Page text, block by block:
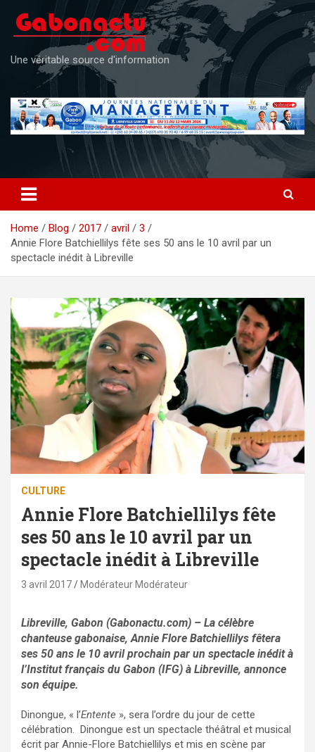
content
Une véritable source d'information
Home Blog 2017 avril
3
Annie Flore Batchiellilys fête ses 50 ans le 10 avril par un
spectacle inédit à Libreville
CULTURE
Annie Flore Batchiellilys fête
ses 50 ans le 10 avril par un
spectacle inédit à Libreville
3 avril 2017 Modérateur Modérateur
Libreville, Gabon (Gabonactu.com) – La célèbre
chanteuse gabonaise, Annie Flore Batchiellilys fêtera
ses 50 ans le 10 avril prochain par un spectacle inédit à
l’Institut français du Gabon (IFG) à Libreville, annonce
son équipe.
Dinongue, « l’Entente », sera l’ordre du jour de cette
célébration. Dinongue est un spectacle théâtral et musical
écrit par Annie-Flore Batchiellilys et mis en scène par